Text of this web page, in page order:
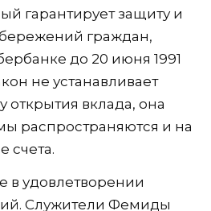
гарантирует защиту и
граждан,
до 20 июня 1991
не устанавливает
вклада, она
распространяются и на
счета.
в удовлетворении
Служители Фемиды